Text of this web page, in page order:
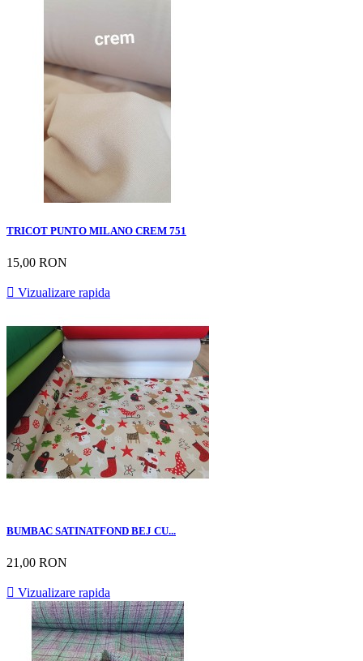
TRICOT PUNTO MILANO CREM 751
15,00 RON
 Vizualizare rapida
BUMBAC SATINATFOND BEJ CU...
21,00 RON
 Vizualizare rapida